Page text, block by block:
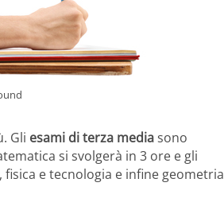
Gli esami di terza mediasono
si svolgerà in 3 ore e gli
e tecnologia e infine geometria